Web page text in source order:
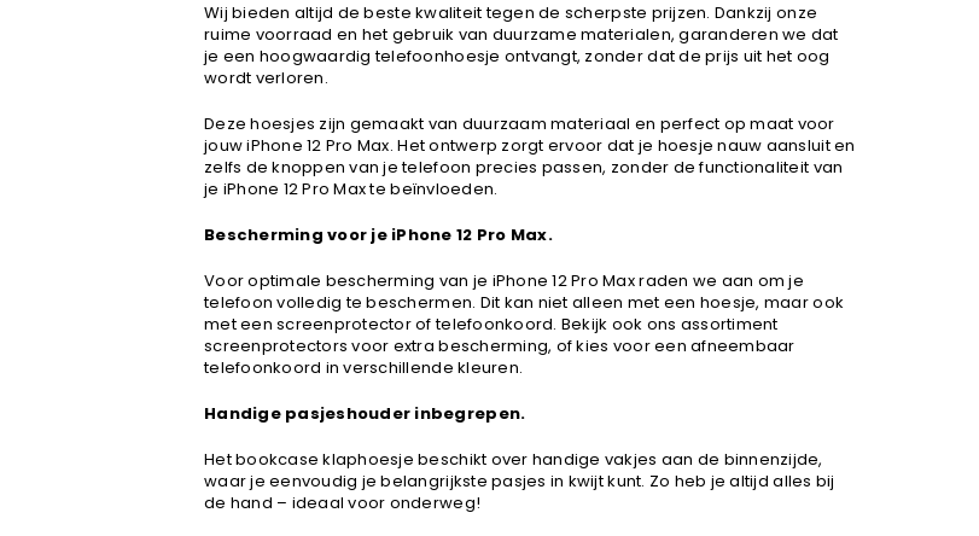
Wij bieden altijd de beste kwaliteit tegen de scherpste prijzen. Dankzij onze
ruime voorraad en het gebruik van duurzame materialen, garanderen we dat
je een hoogwaardig telefoonhoesje ontvangt, zonder dat de prijs uit het oog
wordt verloren.
Deze hoesjes zijn gemaakt van duurzaam materiaal en perfect op maat voor
jouw iPhone 12 Pro Max. Het ontwerp zorgt ervoor dat je hoesje nauw aansluit en
zelfs de knoppen van je telefoon precies passen, zonder de functionaliteit van
je iPhone 12 Pro Max te beïnvloeden.
Bescherming voor je iPhone 12 Pro Max.
Voor optimale bescherming van je iPhone 12 Pro Max raden we aan om je
telefoon volledig te beschermen. Dit kan niet alleen met een hoesje, maar ook
met een screenprotector of telefoonkoord. Bekijk ook ons assortiment
screenprotectors voor extra bescherming, of kies voor een afneembaar
telefoonkoord in verschillende kleuren.
Handige pasjeshouder inbegrepen.
Het bookcase klaphoesje beschikt over handige vakjes aan de binnenzijde,
waar je eenvoudig je belangrijkste pasjes in kwijt kunt. Zo heb je altijd alles bij
de hand – ideaal voor onderweg!